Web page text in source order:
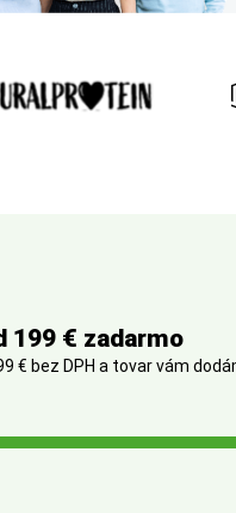
199 € zadarmo
€ bez DPH a tovar vám